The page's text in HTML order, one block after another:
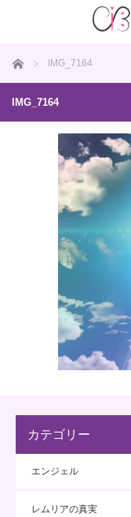
ホーム IMG_7164
IMG_7164
カテゴリー
エンジェル
レムリアの真実